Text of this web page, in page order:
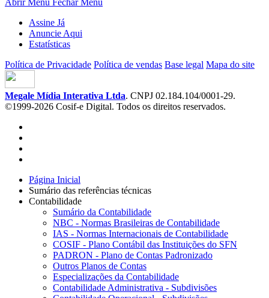
Abrir Menu Fechar Menu
Assine Já
Anuncie Aqui
Estatísticas
Política de Privacidade Política de vendas Base legal Mapa do site
Megale Mídia Interativa Ltda. CNPJ 02.184.104/0001-29.
©1999-2026 Cosif-e Digital. Todos os direitos reservados.
Página Inicial
Sumário das referências técnicas
Contabilidade
Sumário da Contabilidade
NBC - Normas Brasileiras de Contabilidade
IAS - Normas Internacionais de Contabilidade
COSIF - Plano Contábil das Instituições do SFN
PADRON - Plano de Contas Padronizado
Outros Planos de Contas
Especializações da Contabilidade
Contabilidade Administrativa - Subdivisões